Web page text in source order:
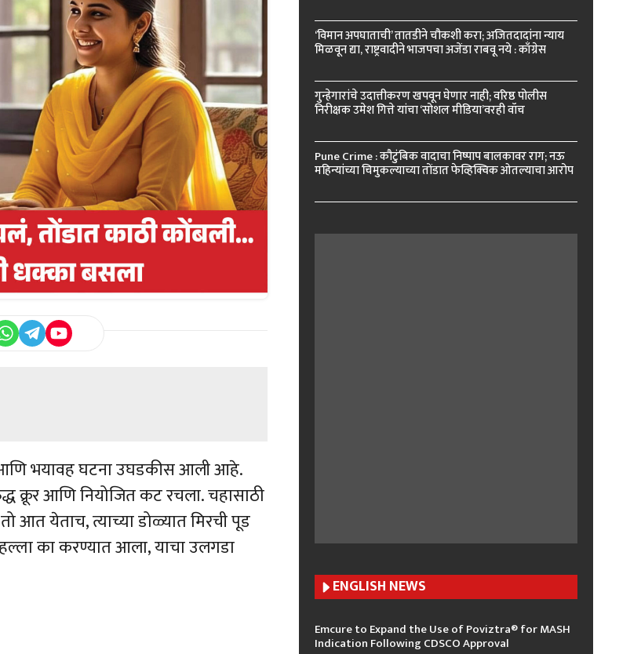
भयावह घटना उघडकीस आली आहे.
क्रूर आणि नियोजित कट रचला. चहासाठी
आत येताच, त्याच्या डोळ्यात मिरची पूड
का करण्यात आला, याचा उलगडा
‘विमान अपघाताची’ तातडीने चौकशी करा; अजितदादांना न्याय
मिळवून द्या, राष्ट्रवादीने भाजपचा अजेंडा राबवू नये : काँग्रेस
गुन्हेगारांचे उदात्तीकरण खपवून घेणार नाही; वरिष्ठ पोलीस
निरीक्षक उमेश गित्ते यांचा ‘सोशल मीडिया’वरही वॉच
Pune Crime : कौटुंबिक वादाचा निष्पाप बालकावर राग; नऊ
महिन्यांच्या चिमुकल्याच्या तोंडात फेव्हिक्विक ओतल्याचा आरोप
ENGLISH NEWS
Emcure to Expand the Use of Poviztra® for MASH
Indication Following CDSCO Approval